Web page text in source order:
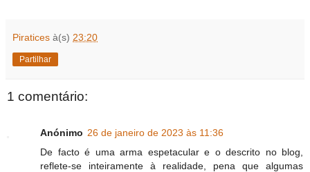
Piratices à(s) 23:20
Partilhar
1 comentário:
Anónimo 26 de janeiro de 2023 às 11:36
De facto é uma arma espetacular e o descrito no blog,
reflete-se inteiramente à realidade, pena que algumas